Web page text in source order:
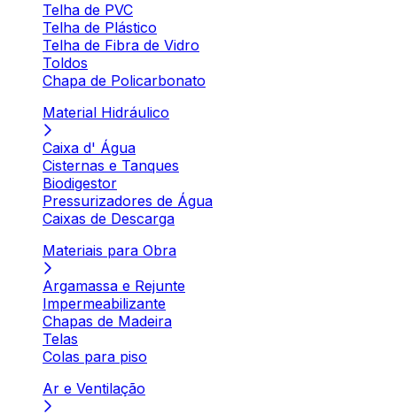
Telha de PVC
Telha de Plástico
Telha de Fibra de Vidro
Toldos
Chapa de Policarbonato
Material Hidráulico
Caixa d' Água
Cisternas e Tanques
Biodigestor
Pressurizadores de Água
Caixas de Descarga
Materiais para Obra
Argamassa e Rejunte
Impermeabilizante
Chapas de Madeira
Telas
Colas para piso
Ar e Ventilação